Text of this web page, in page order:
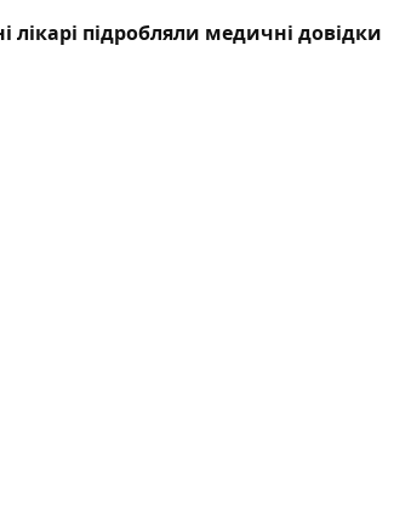
підробляли медичні довідки